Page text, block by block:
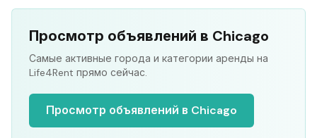
Просмотр объявлений в Chicago
Самые активные города и категории аренды на
Life4Rent прямо сейчас.
Просмотр объявлений в Chicago